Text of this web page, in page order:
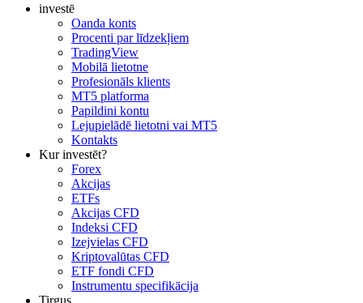
investē
Oanda konts
Procenti par līdzekļiem
TradingView
Mobilā lietotne
Profesionāls klients
MT5 platforma
Papildini kontu
Lejupielādē lietotni vai MT5
Kontakts
Kur investēt?
Forex
Akcijas
ETFs
Akcijas CFD
Indeksi CFD
Izejvielas CFD
Kriptovalūtas CFD
ETF fondi CFD
Instrumentu specifikācija
Tirgus